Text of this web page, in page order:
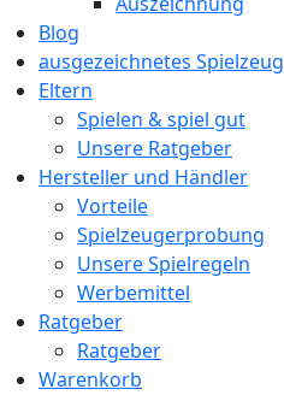
Blog
ausgezeichnetes Spielzeug
Eltern
Spielen & spiel gut
Unsere Ratgeber
Hersteller und Händler
Vorteile
Spielzeugerprobung
Unsere Spielregeln
Werbemittel
Ratgeber
Ratgeber
Warenkorb